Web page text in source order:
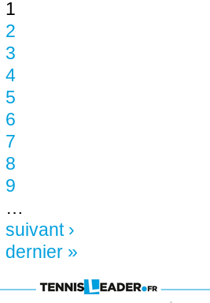
1
2
3
4
5
6
7
8
9
…
suivant ›
dernier »